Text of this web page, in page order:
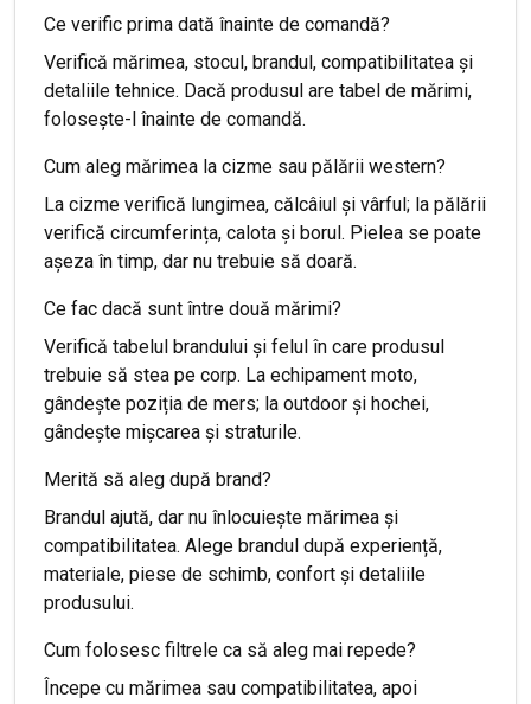
Ce verific prima dată înainte de comandă?
Verifică mărimea, stocul, brandul, compatibilitatea și
detaliile tehnice. Dacă produsul are tabel de mărimi,
folosește-l înainte de comandă.
Cum aleg mărimea la cizme sau pălării western?
La cizme verifică lungimea, călcâiul și vârful; la pălării
verifică circumferința, calota și borul. Pielea se poate
așeza în timp, dar nu trebuie să doară.
Ce fac dacă sunt între două mărimi?
Verifică tabelul brandului și felul în care produsul
trebuie să stea pe corp. La echipament moto,
gândește poziția de mers; la outdoor și hochei,
gândește mișcarea și straturile.
Merită să aleg după brand?
Brandul ajută, dar nu înlocuiește mărimea și
compatibilitatea. Alege brandul după experiență,
materiale, piese de schimb, confort și detaliile
produsului.
Cum folosesc filtrele ca să aleg mai repede?
Începe cu mărimea sau compatibilitatea, apoi